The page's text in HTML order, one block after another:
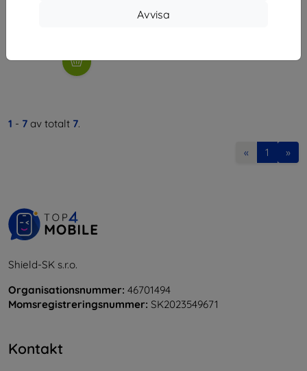
Avvisa
1 - 7 av totalt 7.
« 1 »
Shield-SK s.r.o.
Organisationsnummer: 46701494
Momsregistreringsnummer: SK2023549671
Kontakt